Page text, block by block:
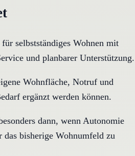
selbstständiges Wohnen mit
und planbarer Unterstützung.
Wohnfläche, Notruf und
ergänzt werden können.
dann, wenn Autonomie
das bisherige Wohnumfeld zu